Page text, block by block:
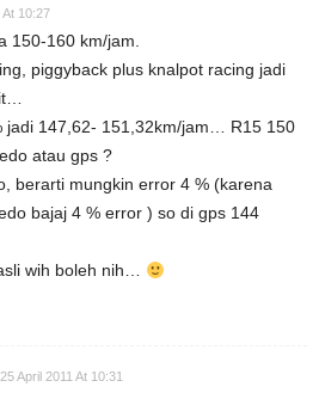
At 10:27
150-160 km/jam.
piggyback plus knalpot racing jadi
jadi 147,62- 151,32km/jam… R15 150
atau gps ?
berarti mungkin error 4 % (karena
bajaj 4 % error ) so di gps 144
wih boleh nih…
25 April 2011 At 10:31